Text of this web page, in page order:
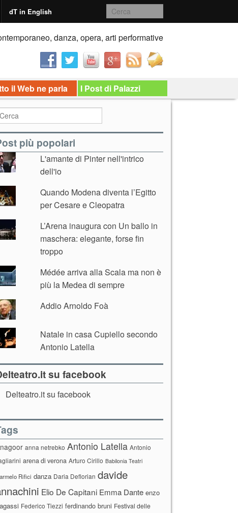
dT in English
danza, opera, arti performative
il Web ne parla I Post di Palazzi
più popolari
L'amante di Pinter nell'intrico
dell'io
Quando Modena diventa l’Egitto
per Cesare e Cleopatra
L’Arena inaugura con Un ballo in
maschera: elegante, forse fin
troppo
Médée arriva alla Scala ma non è
più la Medea di sempre
Addio Arnoldo Foà
Natale in casa Cupiello secondo
Antonio Latella
su facebook
Delteatro.it su facebook
anna netrebko Antonio Latella Antonio
arena di verona Arturo Cirillo Babilonia Teatri
Rifici danza Daria Deflorian davide
Elio De Capitani Emma Dante enzo
Federico Tiezzi ferdinando bruni Festival delle